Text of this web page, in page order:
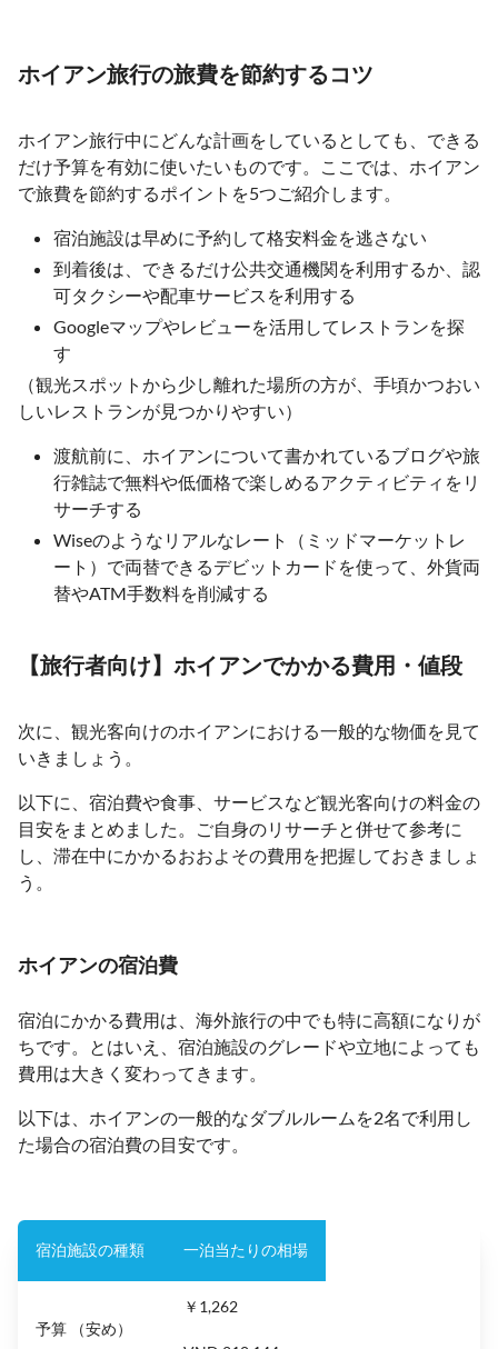
ホイアン旅行の旅費を節約するコツ
ホイアン旅行中にどんな計画をしているとしても、できる
だけ予算を有効に使いたいものです。ここでは、ホイアン
で旅費を節約するポイントを5つご紹介します。
宿泊施設は早めに予約して格安料金を逃さない
到着後は、できるだけ公共交通機関を利用するか、認
可タクシーや配車サービスを利用する
Googleマップやレビューを活用してレストランを探
す
（観光スポットから少し離れた場所の方が、手頃かつおい
しいレストランが見つかりやすい）
渡航前に、ホイアンについて書かれているブログや旅
行雑誌で無料や低価格で楽しめるアクティビティをリ
サーチする
Wiseのようなリアルなレート（ミッドマーケットレ
ート）で両替できるデビットカードを使って、外貨両
替やATM手数料を削減する
【旅行者向け】ホイアンでかかる費用・値段
次に、観光客向けのホイアンにおける一般的な物価を見て
いきましょう。
以下に、宿泊費や食事、サービスなど観光客向けの料金の
目安をまとめました。ご自身のリサーチと併せて参考に
し、滞在中にかかるおおよその費用を把握しておきましょ
う。
ホイアンの宿泊費
宿泊にかかる費用は、海外旅行の中でも特に高額になりが
ちです。とはいえ、宿泊施設のグレードや立地によっても
費用は大きく変わってきます。
以下は、ホイアンの一般的なダブルルームを2名で利用し
た場合の宿泊費の目安です。
宿泊施設の種類 一泊当たりの相場
予算 （安め）
￥1,262